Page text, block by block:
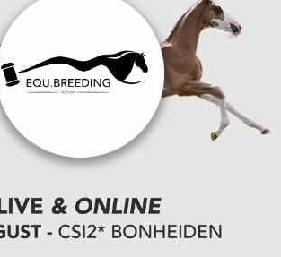
Grote Prijs van Aken gaat met
VOLGENDE
bundelt krachten met Rolex